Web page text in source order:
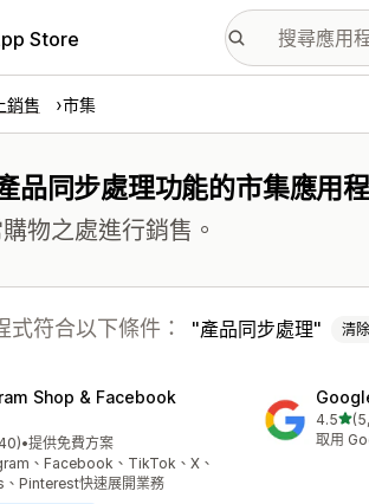
Store
銷售 市集
品同步處理功能的市集應用
物之處進行銷售。
式符合以下條件： 產品同步處理 清除
Shop & Facebook
顆星
則評價
•提供免費方案
、Facebook、TikTok、X、
Pinterest快速展開業務
4.5滿
共有
取用